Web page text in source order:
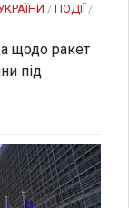
/ ПОДІЇ /
щодо ракет
під